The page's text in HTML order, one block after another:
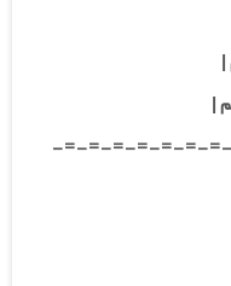
-=-=-=-=-=-=-